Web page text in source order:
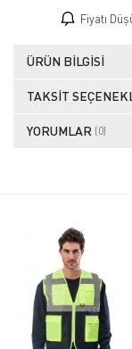
Fiyatı
ÜRÜN BILGISI
TAKSIT
YORUMLAR (0)